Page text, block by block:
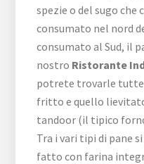
spezie o del sugo che
consumato nel nord
consumato al Sud, il
nostro Ristorante
potrete trovarle
fritto e quello
tandoor (il tipico
Tra i vari tipi di pane
fatto con farina